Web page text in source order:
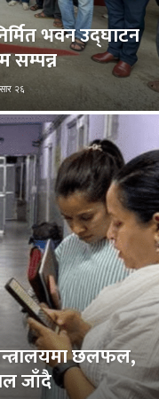
भवन उद्घाटन
सम्पन्न
२६
छलफल,
जाँदै